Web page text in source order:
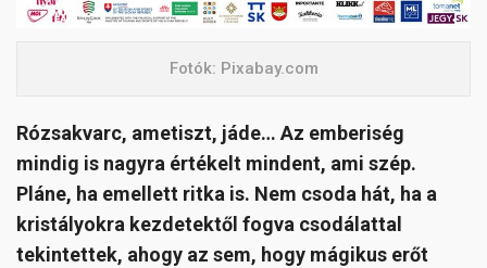
Fotók: Pixabay.com
Rózsakvarc, ametiszt, jáde… Az emberiség
mindig is nagyra értékelt mindent, ami szép.
Pláne, ha emellett ritka is. Nem csoda hát, ha a
kristályokra kezdetektől fogva csodálattal
tekintettek, ahogy az sem, hogy mágikus erőt